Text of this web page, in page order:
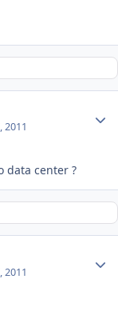
2011
data center ?
2011